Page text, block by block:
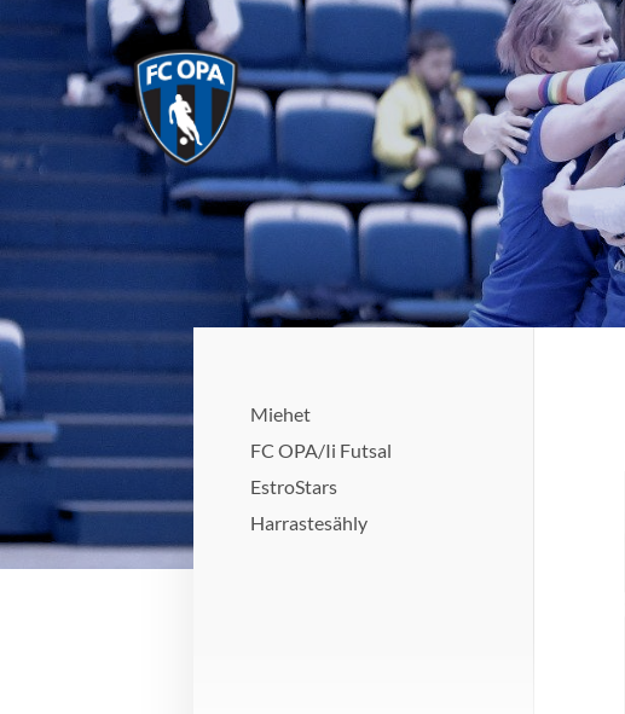
sivun
sisältöön
FC Oulun Pallo (FC OPA)
Miehet
FC OPA/Ii Futsal
EstroStars
Harrastesähly